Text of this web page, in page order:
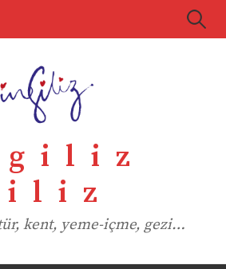
Search
kent, yeme-içme, gezi…